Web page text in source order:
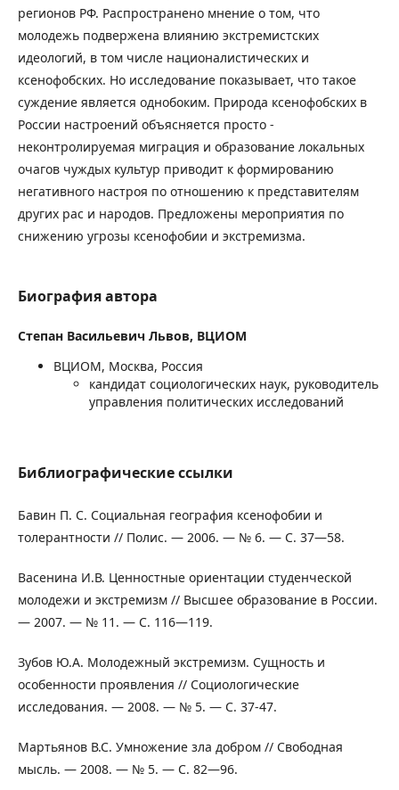
регионов РФ. Распространено мнение о том, что
молодежь подвержена влиянию экстремистских
идеологий, в том числе националистических и
ксенофобских. Но исследование показывает, что такое
суждение является однобоким. Природа ксенофобских в
России настроений объясняется просто -
неконтролируемая миграция и образование локальных
очагов чуждых культур приводит к формированию
негативного настроя по отношению к представителям
других рас и народов. Предложены мероприятия по
снижению угрозы ксенофобии и экстремизма.
Биография автора
Степан Васильевич Львов, ВЦИОМ
ВЦИОМ, Москва, Россия
кандидат социологических наук, руководитель
управления политических исследований
Библиографические ссылки
Бавин П. С. Социальная география ксенофобии и
толерантности // Полис. — 2006. — № 6. — С. 37—58.
Васенина И.В. Ценностные ориентации студенческой
молодежи и экстремизм // Высшее образование в России.
— 2007. — № 11. — С. 116—119.
Зубов Ю.А. Молодежный экстремизм. Сущность и
особенности проявления // Социологические
исследования. — 2008. — № 5. — С. 37-47.
Мартьянов В.С. Умножение зла добром // Свободная
мысль. — 2008. — № 5. — С. 82—96.